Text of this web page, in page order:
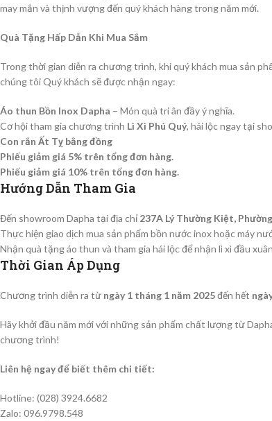
may mắn và thịnh vượng đến quý khách hàng trong năm mới.
Quà Tặng Hấp Dẫn Khi Mua Sắm
Trong thời gian diễn ra chương trình, khi quý khách mua sản
chúng tôi Quý khách sẽ được nhận ngay:
Áo thun Bồn Inox Dapha – Món quà tri ân đầy ý nghĩa.
Cơ hội tham gia chương trình Lì Xì Phú Quý, hái lộc ngay tại
Con rắn Ất Tỵ bằng đồng
Phiếu giảm giá 5% trên tổng đơn hàng.
Phiếu giảm giá 10% trên tổng đơn hàng.
Hướng Dẫn Tham Gia
Đến showroom Dapha tại địa chỉ 237A Lý Thường Kiệt,
Thực hiện giao dịch mua sản phẩm bồn nước inox hoặc máy
Nhận quà tặng áo thun và tham gia hái lộc để nhận lì xì đầu
Thời Gian Áp Dụng
Chương trình diễn ra từ ngày 1 tháng 1 năm 2025đến hết
Hãy khởi đầu năm mới với những sản phẩm chất lượng từ
chương trình!
Liên hệ ngay để biết thêm chi tiết:
Hotline: (028) 3924.6682
Zalo: 096.9798.548